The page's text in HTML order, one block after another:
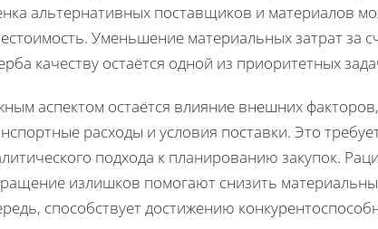
альтернативных поставщиков и материалов
Уменьшение материальных затрат за
качеству остаётся одной из приоритетных
аспектом остаётся влияние внешних
расходы и условия поставки. Это
подхода к планированию закупок.
излишков помогают снизить
способствует достижению